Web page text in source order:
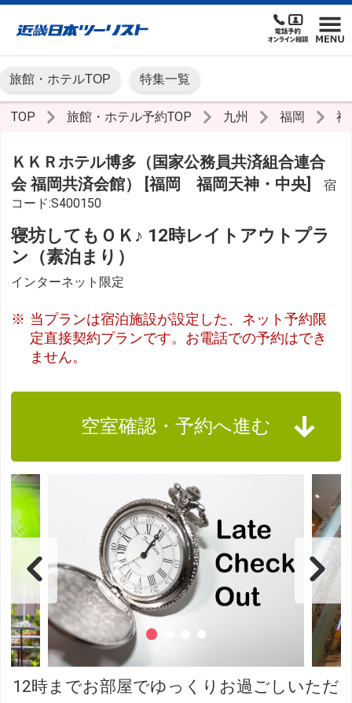
旅館・ホテルTOP 特集一覧
TOP 旅館・ホテル予約TOP 九州 福岡
ＫＫＲホテル博多（国家公務員共済組合連合
会 福岡共済会館） [福岡 福岡天神・中央]
宿
コード:S400150
寝坊してもＯＫ♪ 12時レイトアウトプラ
ン（素泊まり）
インターネット限定
当プランは宿泊施設が設定した、ネット予約限
定直接契約プランです。お電話での予約はでき
ません。
空室確認・予約へ進む
12時までお部屋でゆっくりお過ごしいただ